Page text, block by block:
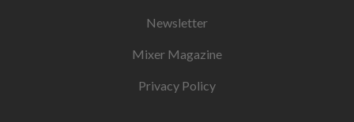
Newsletter
Mixer Magazine
Privacy Policy